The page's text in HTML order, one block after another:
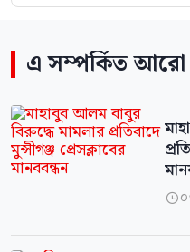
এ সম্পর্কিত
